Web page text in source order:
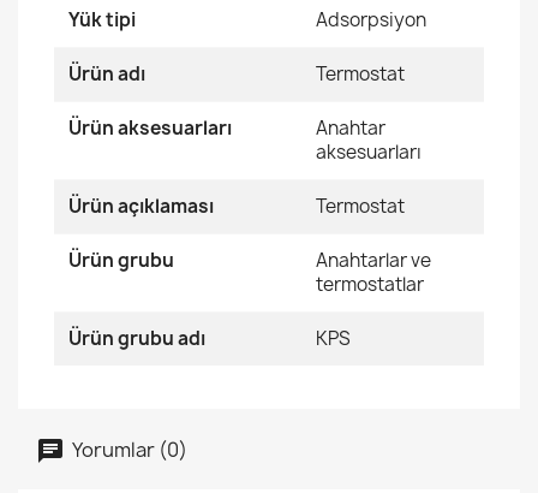
Yük tipi Adsorpsiyon
Ürün adı Termostat
Ürün aksesuarları
Anahtar
aksesuarları
Ürün açıklaması Termostat
Ürün grubu
Anahtarlar ve
termostatlar
Ürün grubu adı KPS
Yorumlar (0)